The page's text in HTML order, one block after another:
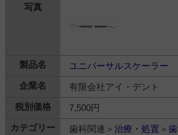
ユニバーサルスケーラー
有限会社アイ・デント
7,500円
歯科関連＞ 治療・処置 ＞